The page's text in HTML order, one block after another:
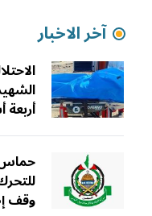
آخر الاخبار
حماس
وقف